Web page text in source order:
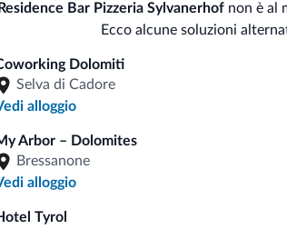
Animali
Animali ammessi
Residence Bar Pizzeria Sylvanerhofnon è al
Ecco alcune soluzioni
Dolomiti
Selva di Cadore
alloggio
Arbor – Dolomites
Bressanone
alloggio
Tyrol